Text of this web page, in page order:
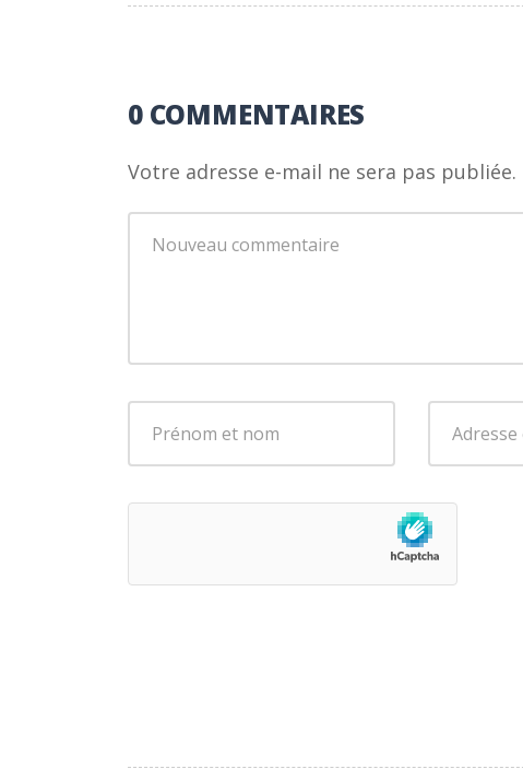
0 COMMENTAIRES
Votre adresse e-mail ne sera pas publiée.
commentaire*
nom*
mail
*